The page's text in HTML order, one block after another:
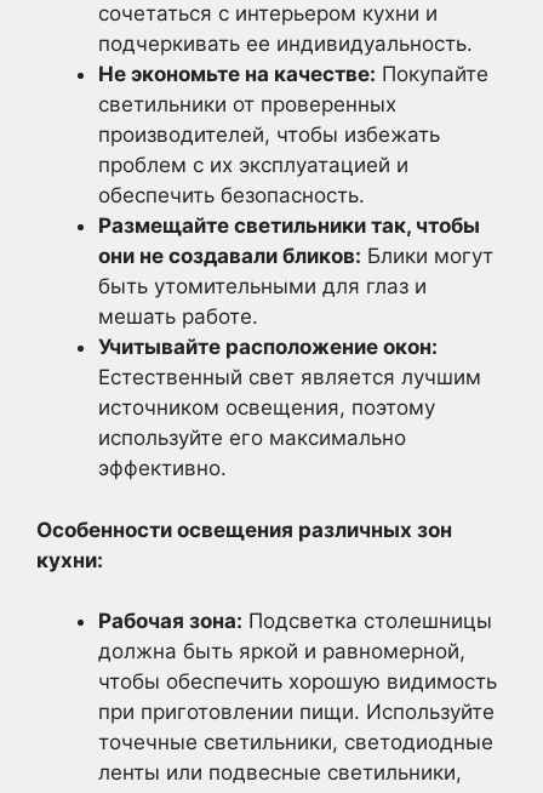
сочетаться с интерьером кухни и
подчеркивать ее индивидуальность.
Не экономьте на качестве: Покупайте
светильники от проверенных
производителей, чтобы избежать
проблем с их эксплуатацией и
обеспечить безопасность.
Размещайте светильники так, чтобы
они не создавали бликов: Блики могут
быть утомительными для глаз и
мешать работе.
Учитывайте расположение окон:
Естественный свет является лучшим
источником освещения, поэтому
используйте его максимально
эффективно.
Особенности освещения различных зон
кухни:
Рабочая зона: Подсветка столешницы
должна быть яркой и равномерной,
чтобы обеспечить хорошую видимость
при приготовлении пищи. Используйте
точечные светильники, светодиодные
ленты или подвесные светильники,